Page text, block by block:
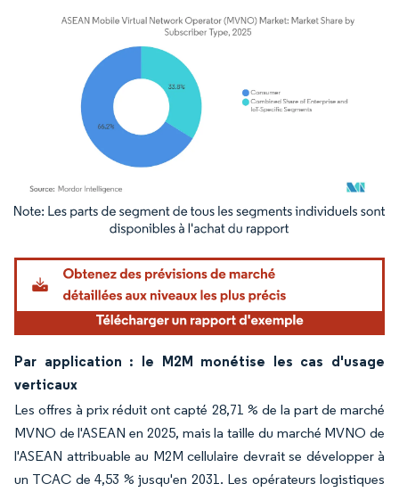
Image © Mordor Intelligence. La réutilisation nécessite une attribution sous CC BY
Par application : le M2M monétise les cas d'usage
verticaux
Les offres à prix réduit ont capté 28,71 % de la part de marché
MVNO de l'ASEAN en 2025, mais la taille du marché MVNO de
l'ASEAN attribuable au M2M cellulaire devrait se développer à
un TCAC de 4,53 % jusqu'en 2031. Les opérateurs logistiques